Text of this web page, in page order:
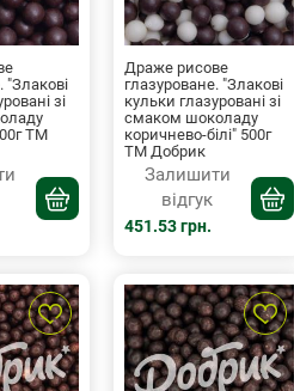
"Злакові
зі
ТМ
Драже рисове
глазуроване. "Злакові
кульки глазуровані зі
смаком шоколаду
коричнево-білі" 500г
ТМ Добрик
Залишити
відгук
451.53 грн.